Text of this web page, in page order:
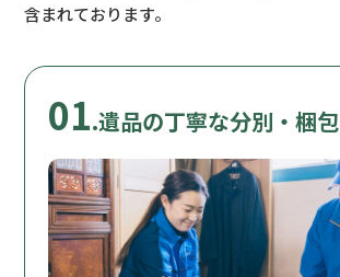
含まれております。
01.遺品の丁寧な分別・梱包